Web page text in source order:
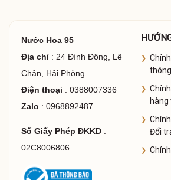
Nước Hoa 95
Địa chỉ : 24 Đình Đông, Lê
Chân, Hải Phòng
Điện thoại : 0388007336
Zalo : 0968892487
Số Giấy Phép ĐKKD:
02C8006806
hàng
Đổi